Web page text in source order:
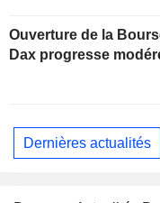
Ouverture de la
Dax progresse
Dernières actualités